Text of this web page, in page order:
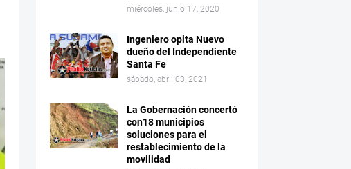
miércoles, junio 17, 2020
Ingeniero opita Nuevo
dueño del Independiente
Santa Fe
sábado, abril 03, 2021
La Gobernación concertó
con18 municipios
soluciones para el
restablecimiento de la
movilidad